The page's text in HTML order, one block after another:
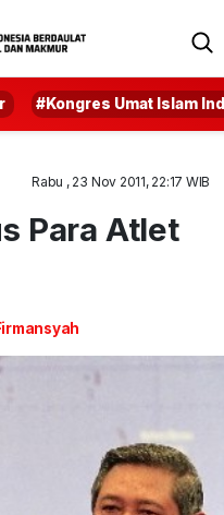
#Kongres Umat Islam
Rabu , 23 Nov 2011, 22:17 WIB
Para Atlet